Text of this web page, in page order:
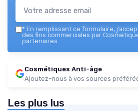
* En remplissant ce formulaire,
des fins commerciales par
partenaires.
Cosmétiques Anti-âge
Ajoutez-nous à vos sources
Les plus lus